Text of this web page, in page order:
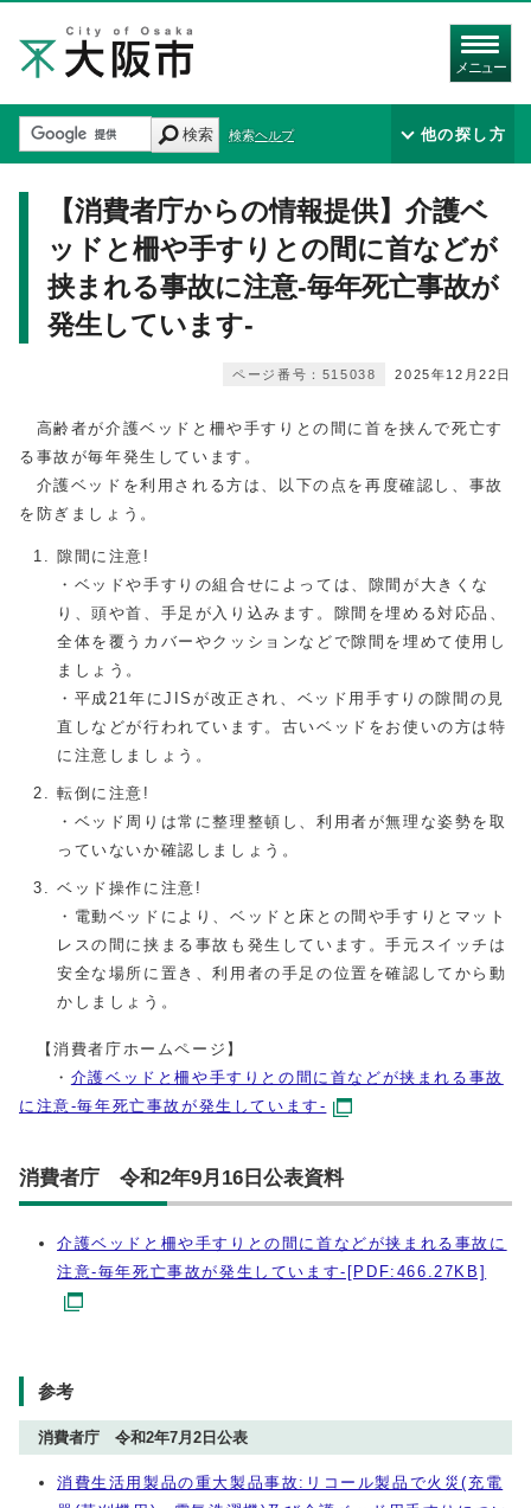
メニュー
検索 検索ヘルプ 他の探し方
【消費者庁からの情報提供】介護ベ
ッドと柵や手すりとの間に首などが
挟まれる事故に注意-毎年死亡事故が
発生しています-
2025年12月22日
ページ番号：515038
高齢者が介護ベッドと柵や手すりとの間に首を挟んで死亡す
る事故が毎年発生しています。
介護ベッドを利用される方は、以下の点を再度確認し、事故
を防ぎましょう。
隙間に注意!
・ベッドや手すりの組合せによっては、隙間が大きくな
り、頭や首、手足が入り込みます。隙間を埋める対応品、
全体を覆うカバーやクッションなどで隙間を埋めて使用し
ましょう。
・平成21年にJISが改正され、ベッド用手すりの隙間の見
直しなどが行われています。古いベッドをお使いの方は特
に注意しましょう。
転倒に注意!
・ベッド周りは常に整理整頓し、利用者が無理な姿勢を取
っていないか確認しましょう。
ベッド操作に注意!
・電動ベッドにより、ベッドと床との間や手すりとマット
レスの間に挟まる事故も発生しています。手元スイッチは
安全な場所に置き、利用者の手足の位置を確認してから動
かしましょう。
【消費者庁ホームページ】
・ 介護ベッドと柵や手すりとの間に首などが挟まれる事故
に注意-毎年死亡事故が発生しています-
消費者庁 令和2年9月16日公表資料
介護ベッドと柵や手すりとの間に首などが挟まれる事故に
注意-毎年死亡事故が発生しています-[PDF:466.27KB]
参考
消費者庁 令和2年7月2日公表
消費生活用製品の重大製品事故:リコール製品で火災(充電